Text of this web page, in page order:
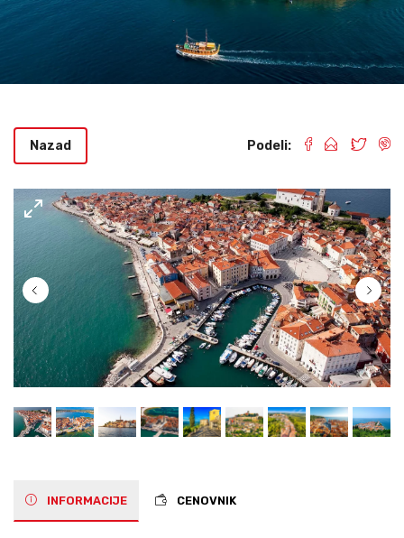
Nazad Podeli:
INFORMACIJE CENOVNIK